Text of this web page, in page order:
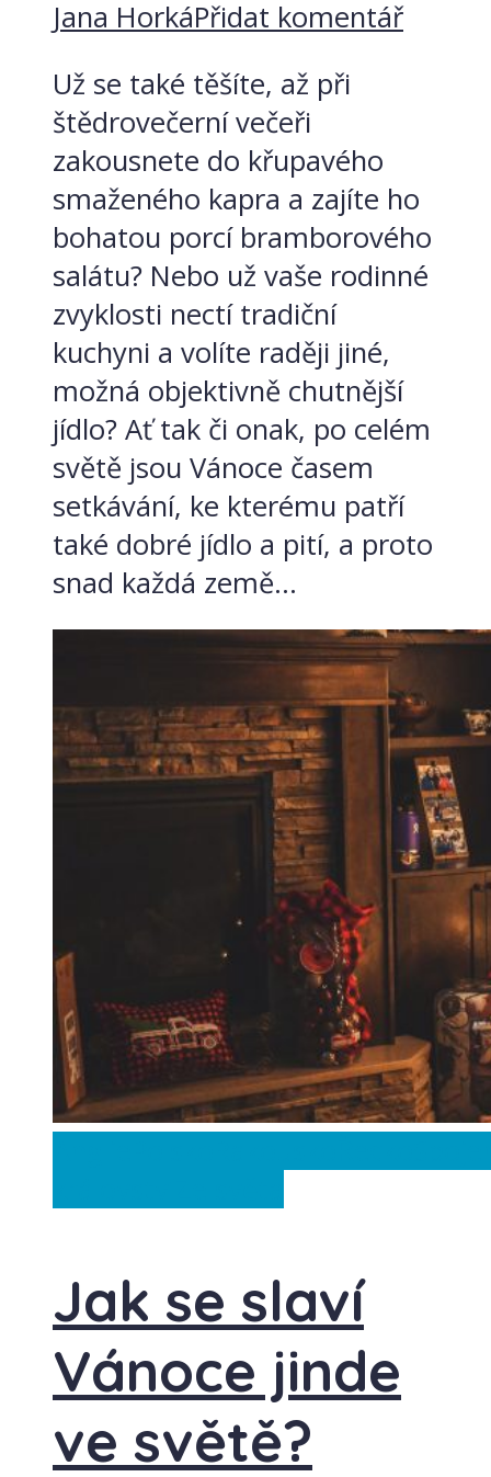
Jana HorkáPřidat komentář
Už se také těšíte, až při
štědrovečerní večeři
zakousnete do křupavého
smaženého kapra a zajíte ho
bohatou porcí bramborového
salátu? Nebo už vaše rodinné
zvyklosti nectí tradiční
kuchyni a volíte raději jiné,
možná objektivně chutnější
jídlo? Ať tak či onak, po celém
světě jsou Vánoce časem
setkávání, ke kterému patří
také dobré jídlo a pití, a proto
snad každá země...
Jak se slaví
Vánoce jinde
ve světě?